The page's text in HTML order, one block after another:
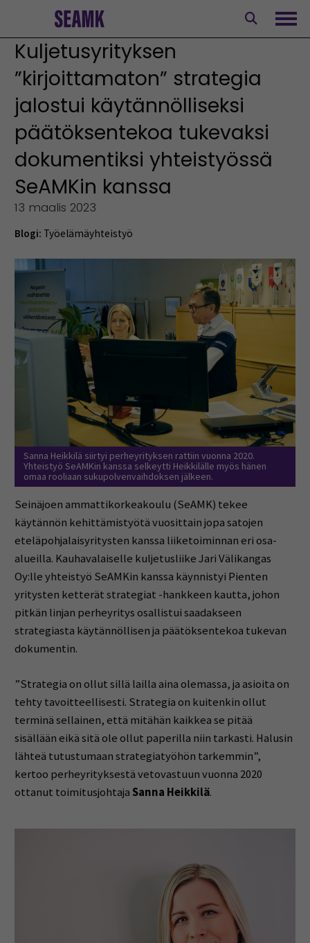
Kuljetusyrityksen
”kirjoittamaton” strategia
jalostui käytännölliseksi
päätöksentekoa tukevaksi
dokumentiksi yhteistyössä
SeAMKin kanssa
13 maalis 2023
Blogi: Työelämäyhteistyö
Sanna Heikkilä siirtyi perheyrityksen rattiin vuonna 2020.
Yhteistyö SeAMKin kanssa selkeytti Heikkilälle myös hänen
omaa rooliaan sukupolvenvaihdoksen jälkeen.
Seinäjoen ammattikorkeakoulu (SeAMK) tekee
käytännön kehittämistyötä vuosittain jopa satojen
eteläpohjalaisyritysten kanssa liiketoiminnan eri osa-
alueilla. Kauhavalaiselle kuljetusliike Jari Välikangas
Oy:lle yhteistyö SeAMKin kanssa käynnistyi Pienten
yritysten ketterät strategiat -hankkeen kautta, johon
pitkän linjan perheyritys osallistui saadakseen
strategiasta käytännöllisen ja päätöksentekoa tukevan
dokumentin.
”Strategia on ollut sillä lailla aina olemassa, ja asioita on
tehty tavoitteellisesti. Strategia on kuitenkin ollut
terminä sellainen, että mitähän kaikkea se pitää
sisällään eikä sitä ole ollut paperilla niin tarkasti. Halusin
lähteä tutustumaan strategiatyöhön tarkemmin”,
kertoo perheyrityksestä vetovastuun vuonna 2020
ottanut toimitusjohtaja Sanna Heikkilä.